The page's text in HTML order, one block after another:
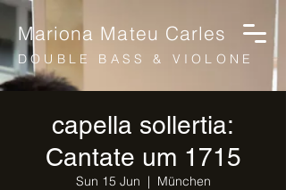
Mariona Mateu Carles
DOUBLE BASS & VIOLONE
capella sollertia:
Cantate um 1715
Sun 15 Jun
  |
München